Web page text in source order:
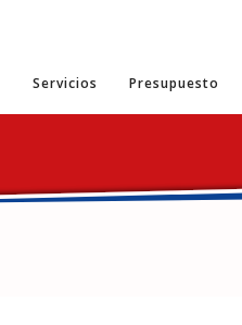
Servicios Presupuesto